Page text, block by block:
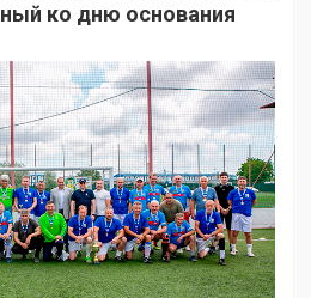
ко дню основания